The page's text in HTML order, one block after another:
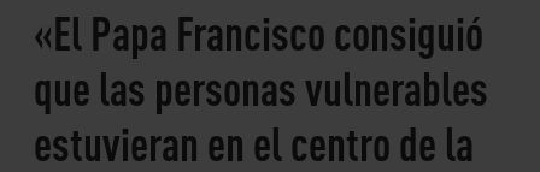
«El Papa Francisco consiguió
que las personas vulnerables
estuvieran en el centro de la